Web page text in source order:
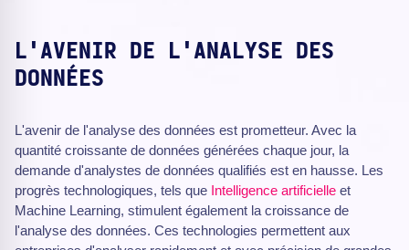
L'AVENIR DE L'ANALYSE DES
DONNÉES
L'avenir de l'analyse des données est prometteur. Avec la
quantité croissante de données générées chaque jour, la
demande d'analystes de données qualifiés est en hausse. Les
progrès technologiques, tels que Intelligence artificielle et
Machine Learning, stimulent également la croissance de
l'analyse des données. Ces technologies permettent aux